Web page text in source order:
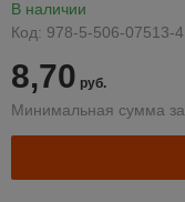
В наличии
Код: 978-5-506-07513-4
8,70 руб.
Минимальная сумма